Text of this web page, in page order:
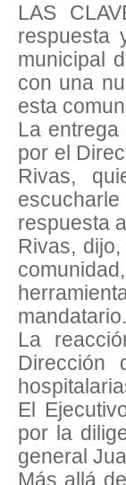
LAS
respuesta
municipal
con una
esta
La
por el
Rivas,
respuesta
Rivas,
mandatario.
La
Dirección
El
por la
general
Más allá